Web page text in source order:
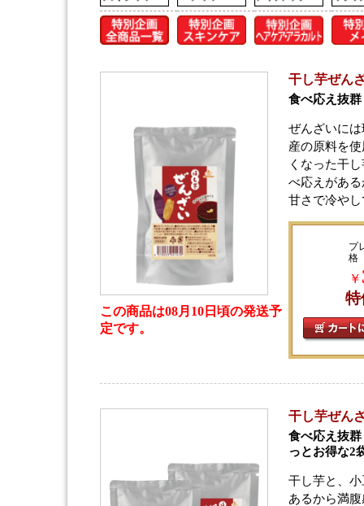
この商品は08月10日頃の発送予
定です。
干し芋ぜん
食べ応え抜
ぜんざいに
産の原料を
くなった干
べ応えがあ
甘さで冷や
プ
格
￥
特
干し芋ぜん
食べ応え抜
っとお得な2
干し芋と、
あるから満